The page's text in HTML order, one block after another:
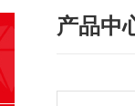
产品中